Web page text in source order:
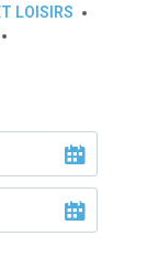
LOISIRS